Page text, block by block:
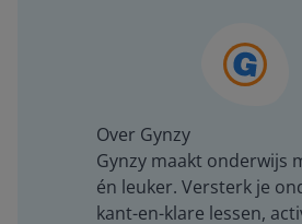
Over Gynzy
Gynzy maakt onderwijs
én leuker. Versterk je
kant-en-klare lessen,